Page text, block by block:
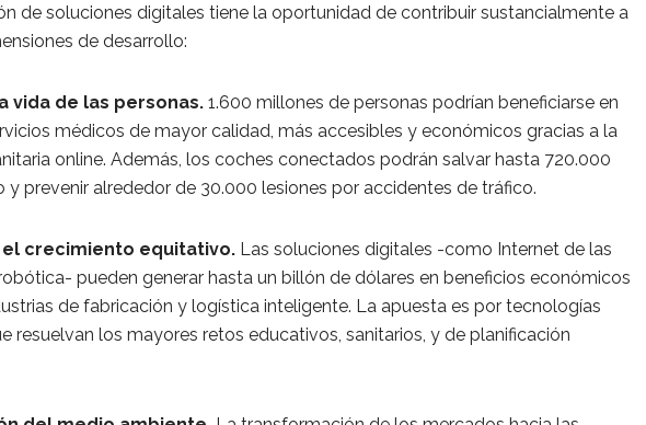
de soluciones digitales tiene la oportunidad de contribuir sustancialmente a
de desarrollo:
vida de las personas. 1.600 millones de personas podrían beneficiarse en
médicos de mayor calidad, más accesibles y económicos gracias a la
online. Además, los coches conectados podrán salvar hasta 720.000
y prevenir alrededor de 30.000 lesiones por accidentes de tráfico.
el crecimiento equitativo. Las soluciones digitales -como Internet de las
pueden generar hasta un billón de dólares en beneficios económicos
de fabricación y logística inteligente. La apuesta es por tecnologías
resuelvan los mayores retos educativos, sanitarios, y de planificación